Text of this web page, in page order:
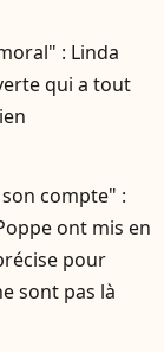
: Linda
qui a tout
compte" :
ont mis en
pour
sont pas là